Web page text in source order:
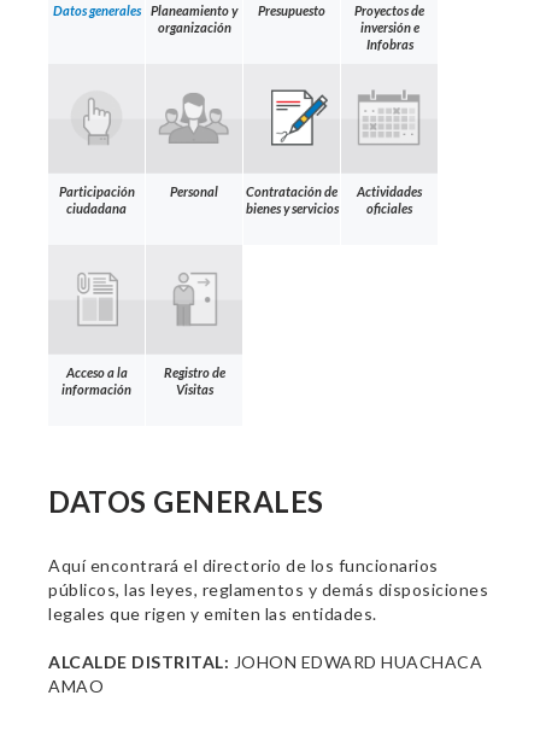
Datos generales
Planeamiento y
organización
Presupuesto
Proyectos de
inversión e
Infobras
Participación
ciudadana
Personal
Contratación de
bienes y servicios
Actividades
oficiales
Acceso a la
información
Registro de
Visitas
DATOS GENERALES
Aquí encontrará el directorio de los funcionarios
públicos, las leyes, reglamentos y demás disposiciones
legales que rigen y emiten las entidades.
ALCALDE DISTRITAL: JOHON EDWARD HUACHACA
AMAO